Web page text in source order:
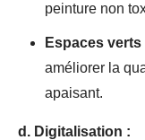
peinture non
Espaces verts
améliorer la
apaisant.
d. Digitalisation :